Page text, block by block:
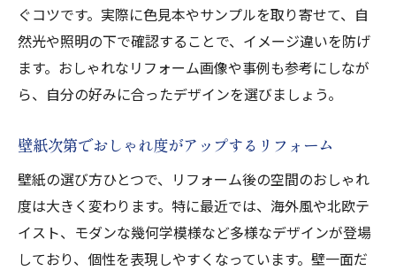
ぐコツです。実際に色見本やサンプルを取り寄せて、自
然光や照明の下で確認することで、イメージ違いを防げ
ます。おしゃれなリフォーム画像や事例も参考にしなが
ら、自分の好みに合ったデザインを選びましょう。
壁紙次第でおしゃれ度がアップするリフォーム
壁紙の選び方ひとつで、リフォーム後の空間のおしゃれ
度は大きく変わります。特に最近では、海外風や北欧テ
イスト、モダンな幾何学模様など多様なデザインが登場
しており、個性を表現しやすくなっています。壁一面だ